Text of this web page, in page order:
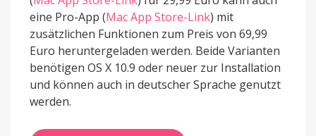
eine Pro-App (Mac App Store-Link) mit
zusätzlichen Funktionen zum Preis von 69,99
Euro heruntergeladen werden. Beide Varianten
benötigen OS X 10.9 oder neuer zur Installation
und können auch in deutscher Sprache genutzt
werden.